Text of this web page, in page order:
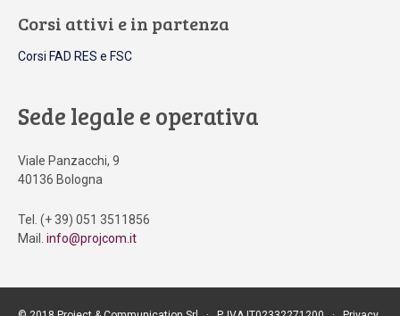
Corsi attivi e in partenza
Corsi FAD RES e FSC
Sede legale e operativa
Viale Panzacchi, 9
40136 Bologna
Tel. (+ 39) 051 3511856
Mail. info@projcom.it